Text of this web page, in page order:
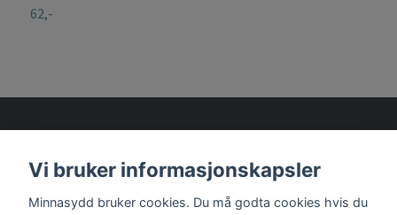
62,-
Vi bruker informasjonskapsler
Minnasydd bruker cookies. Du må godta cookies hvis du